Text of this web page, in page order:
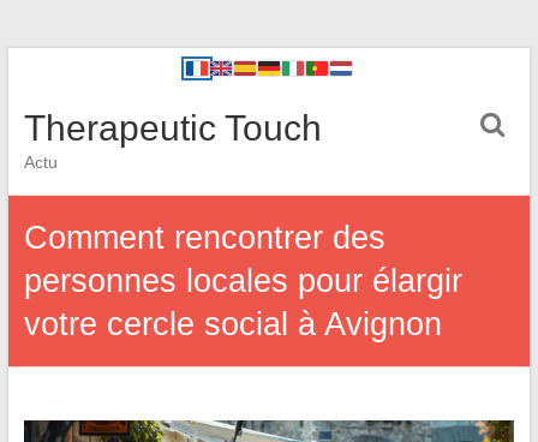
Therapeutic Touch
Actu
Comment rencontrer des
personnes locales pour élargir
votre cercle social à Avignon